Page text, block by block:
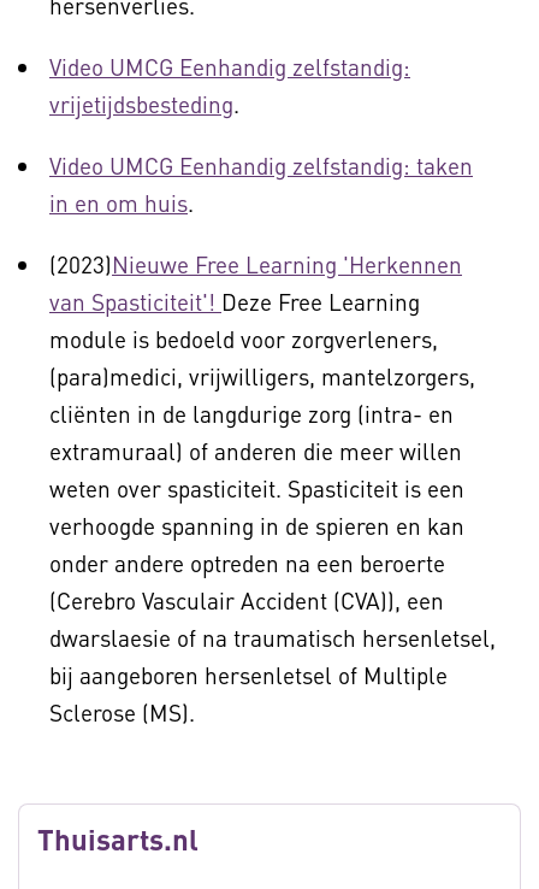
Video UMCG Eenhandig zelfstandig:
vrijetijdsbesteding.
Video UMCG Eenhandig zelfstandig: taken
in en om huis.
(2023)Nieuwe Free Learning 'Herkennen
van Spasticiteit'! Deze Free Learning
module is bedoeld voor zorgverleners,
(para)medici, vrijwilligers, mantelzorgers,
cliënten in de langdurige zorg (intra- en
extramuraal) of anderen die meer willen
weten over spasticiteit. Spasticiteit is een
verhoogde spanning in de spieren en kan
onder andere optreden na een beroerte
(Cerebro Vasculair Accident (CVA)), een
dwarslaesie of na traumatisch hersenletsel,
bij aangeboren hersenletsel of Multiple
Sclerose (MS).
Thuisarts.nl